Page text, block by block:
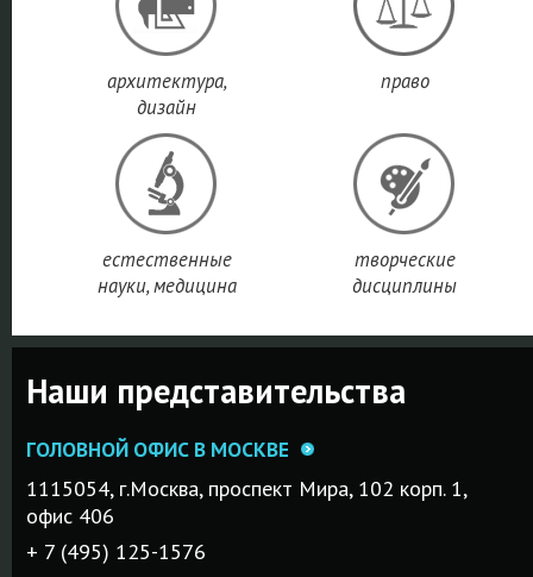
архитектура,
дизайн
право
естественные
науки, медицина
творческие
дисциплины
Наши представительства
ГОЛОВНОЙ ОФИС В МОСКВЕ
1115054, г.Mосква, проспект Мира, 102 корп. 1,
офис 406
+ 7 (495) 125-1576